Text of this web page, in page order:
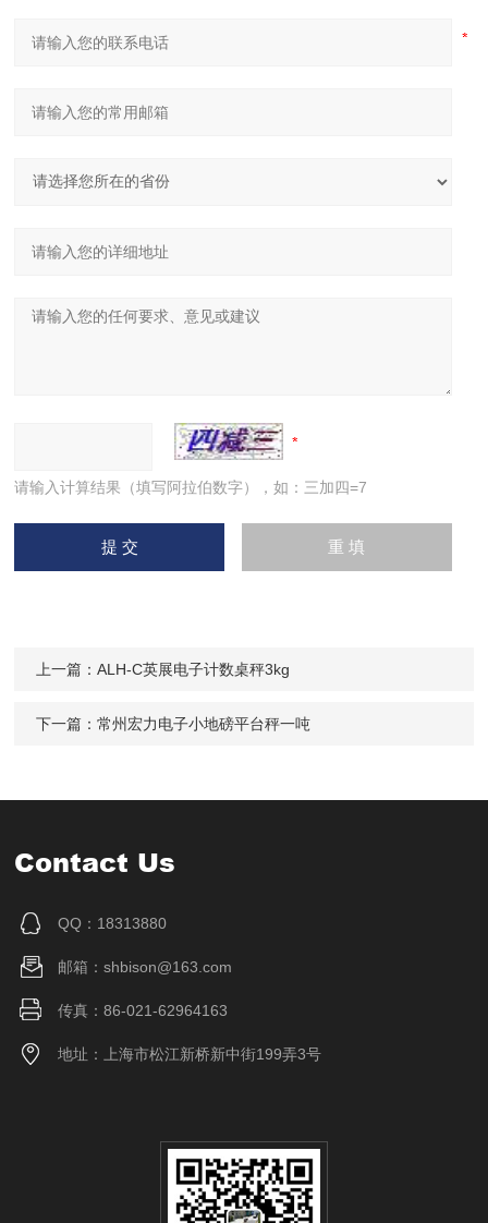
请输入计算结果（填写阿拉伯数字），如：三加四=7
上一篇：ALH-C英展电子计数桌秤3kg
下一篇：常州宏力电子小地磅平台秤一吨
Contact Us
QQ：18313880
邮箱：shbison@163.com
传真：86-021-62964163
地址：上海市松江新桥新中街199弄3号